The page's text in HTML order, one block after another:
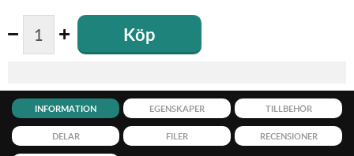
Köp
INFORMATION EGENSKAPER TILLBEHÖR
DELAR FILER RECENSIONER